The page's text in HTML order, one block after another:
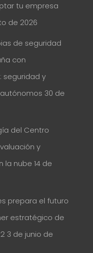
tu empresa
de 2026
de seguridad
con
seguridad y
30 de
del Centro
y
la nube 14 de
prepara el futuro
estratégico de
3 de junio de